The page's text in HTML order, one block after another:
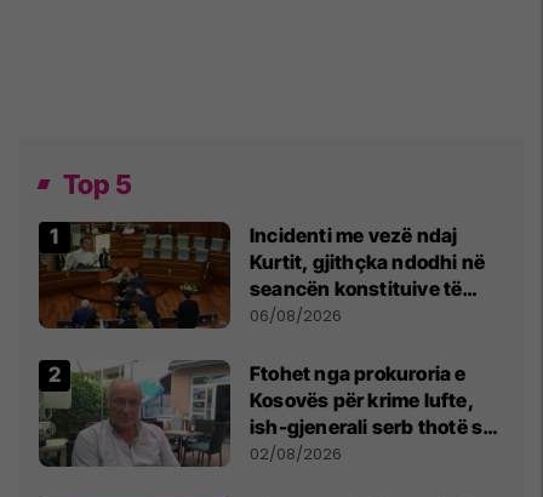
Top 5
Incidenti me vezë ndaj
Kurtit, gjithçka ndodhi në
seancën konstituive të
Kuvendit
06/08/2026
Ftohet nga prokuroria e
Kosovës për krime lufte,
ish-gjenerali serb thotë se
dikush e tradhtoi në
02/08/2026